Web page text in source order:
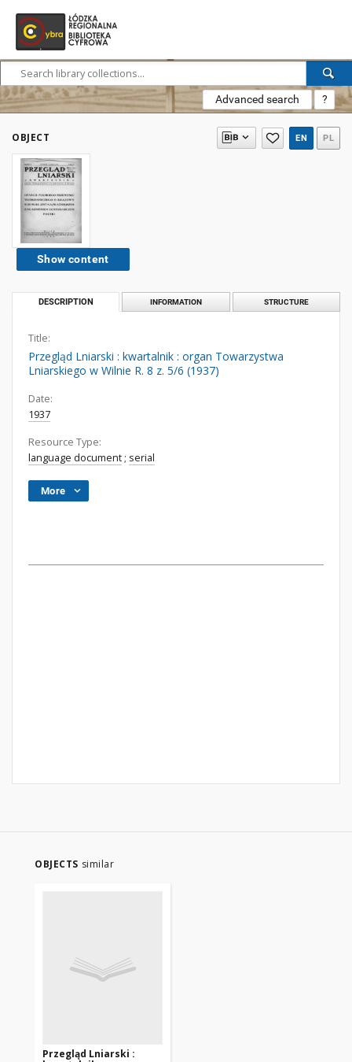
Advanced search ?
OBJECT EN PL
Show content
DESCRIPTION INFORMATION STRUCTURE
Title:
Przegląd Lniarski : kwartalnik : organ Towarzystwa
Lniarskiego w Wilnie R. 8 z. 5/6 (1937)
Date:
1937
Resource Type:
language document ; serial
More
OBJECTS similar
Przegląd Lniarski :